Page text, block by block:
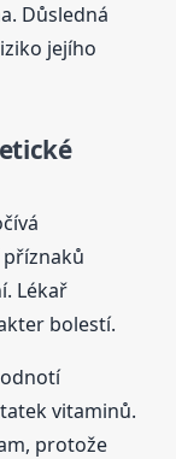
Důsledná
jejího
Lékař
bolestí.
vitaminů.
protože